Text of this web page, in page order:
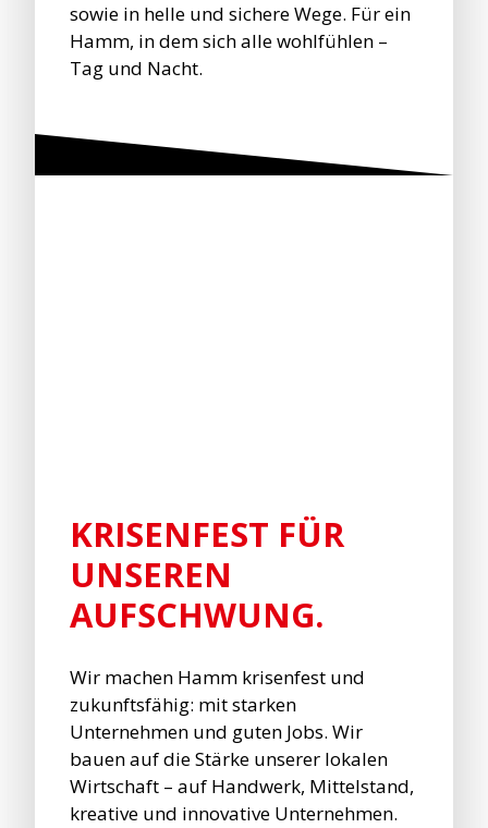
sowie in helle und sichere Wege. Für ein
Hamm, in dem sich alle wohlfühlen –
Tag und Nacht.
KRISENFEST FÜR
UNSEREN
AUFSCHWUNG.
Wir machen Hamm krisenfest und
zukunftsfähig: mit starken
Unternehmen und guten Jobs. Wir
bauen auf die Stärke unserer lokalen
Wirtschaft – auf Handwerk, Mittelstand,
kreative und innovative Unternehmen.